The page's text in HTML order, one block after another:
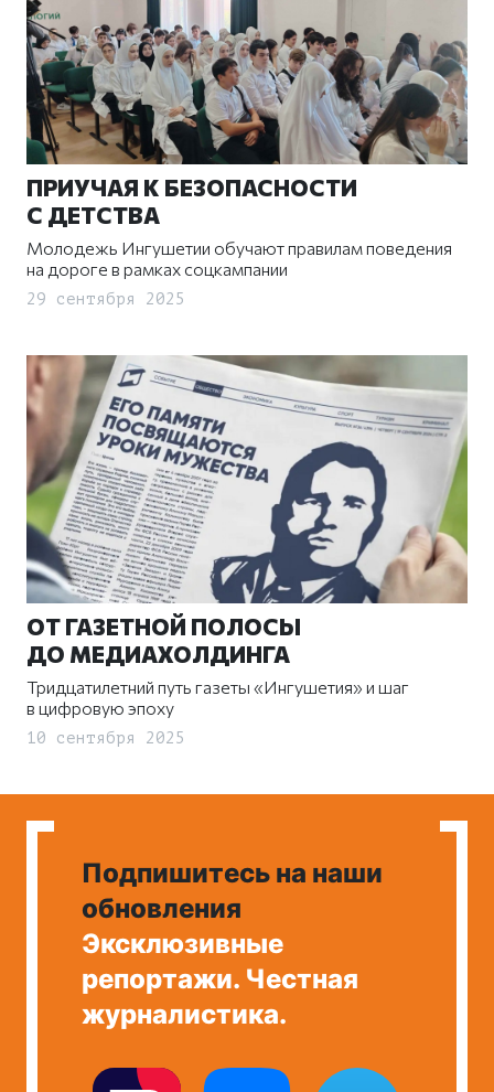
ПРИУЧАЯ К БЕЗОПАСНОСТИ
С ДЕТСТВА
Молодежь Ингушетии обучают правилам поведения
на дороге в рамках соцкампании
29 сентября 2025
ОТ ГАЗЕТНОЙ ПОЛОСЫ
ДО МЕДИАХОЛДИНГА
Тридцатилетний путь газеты «Ингушетия» и шаг
в цифровую эпоху
10 сентября 2025
Подпишитесь на наши
обновления
Эксклюзивные
репортажи. Честная
журналистика.